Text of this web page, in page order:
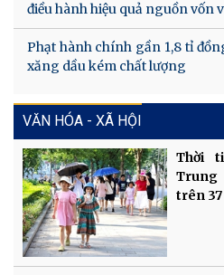
điều hành hiệu quả nguồn vốn
Phạt hành chính gần 1,8 tỉ
xăng dầu kém chất lượng
VĂN HÓA - XÃ HỘI
Thời
Trung
trên 37